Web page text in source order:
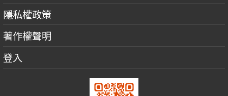
隱私權政策
著作權聲明
登入